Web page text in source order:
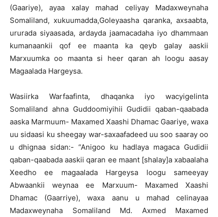
(Gaariye), ayaa xalay mahad celiyay Madaxweynaha
Somaliland, xukuumadda,Goleyaasha qaranka, axsaabta,
ururada siyaasada, ardayda jaamacadaha iyo dhammaan
kumanaankii qof ee maanta ka qeyb galay aaskii
Marxuumka oo maanta si heer qaran ah loogu aasay
Magaalada Hargeysa.
Wasiirka Warfaafinta, dhaqanka iyo wacyigelinta
Somaliland ahna Guddoomiyihii Gudidii qaban-qaabada
aaska Marmuum- Maxamed Xaashi Dhamac Gaariye, waxa
uu sidaasi ku sheegay war-saxaafadeed uu soo saaray oo
u dhignaa sidan:- “Anigoo ku hadlaya magaca Gudidii
qaban-qaabada aaskii qaran ee maant [shalay]a xabaalaha
Xeedho ee magaalada Hargeysa loogu sameeyay
Abwaankii weynaa ee Marxuum- Maxamed Xaashi
Dhamac (Gaarriye), waxa aanu u mahad celinayaa
Madaxweynaha Somaliland Md. Axmed Maxamed